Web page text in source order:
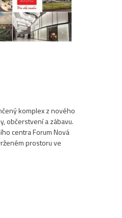
komplex z nového
občerstvení a zábavu.
centra Forum Nová
prostoru ve